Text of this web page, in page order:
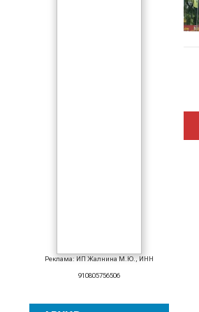
Реклама: ИП Жалнина М.Ю., ИНН
910805756506